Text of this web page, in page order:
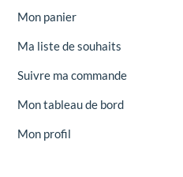
Mon panier
Ma liste de souhaits
Suivre ma commande
Mon tableau de bord
Mon profil